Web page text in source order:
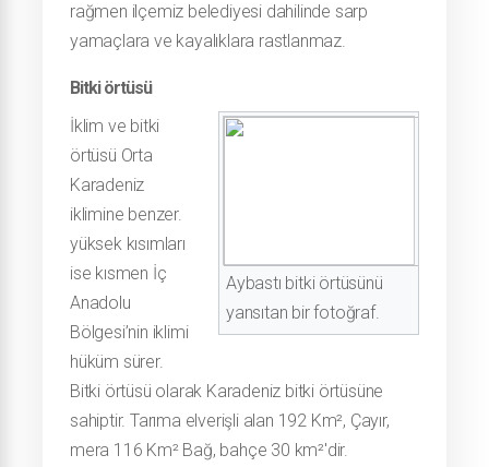
rağmen ilçemiz belediyesi dahilinde sarp
yamaçlara ve kayalıklara rastlanmaz.
Bitki örtüsü
Aybastı bitki örtüsünü
yansıtan bir fotoğraf.
İklim ve bitki
örtüsü Orta
Karadeniz
iklimine benzer.
yüksek kısımları
ise kısmen İç
Anadolu
Bölgesi’nin iklimi
hüküm sürer.
Bitki örtüsü olarak Karadeniz bitki örtüsüne
sahiptir. Tarıma elverişli alan 192 Km², Çayır,
mera 116 Km² Bağ, bahçe 30 km²'dir.